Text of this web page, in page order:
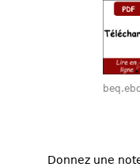
Donnez une